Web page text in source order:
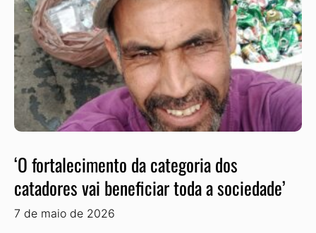
‘O fortalecimento da categoria dos
catadores vai beneficiar toda a sociedade’
7 de maio de 2026